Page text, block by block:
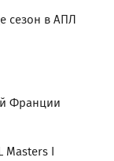
сезон в АПЛ
Франции
Masters I